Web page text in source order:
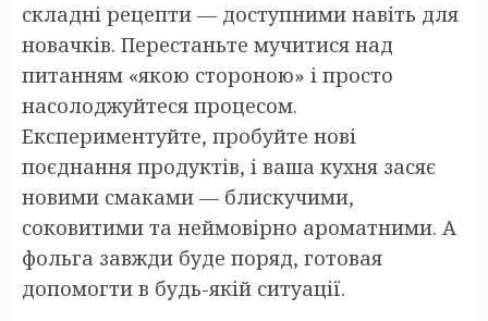
складні рецепти — доступними навіть для
новачків. Перестаньте мучитися над
питанням «якою стороною» і просто
насолоджуйтеся процесом.
Експериментуйте, пробуйте нові
поєднання продуктів, і ваша кухня засяє
новими смаками — блискучими,
соковитими та неймовірно ароматними. А
фольга завжди буде поряд, готовая
допомогти в будь-якій ситуації.